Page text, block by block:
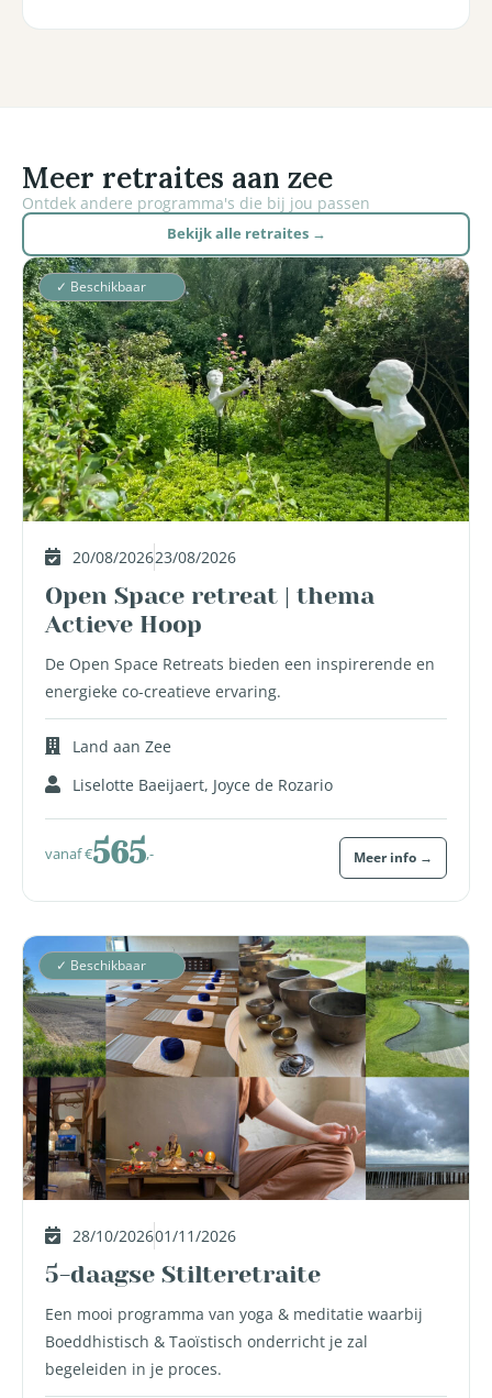
Meer retraites aan zee
Ontdek andere programma's die bij jou passen
Bekijk alle retraites →
✓ Beschikbaar
20/08/202623/08/2026
Open Space retreat | thema
Actieve Hoop
De Open Space Retreats bieden een inspirerende en
energieke co-creatieve ervaring.
Land aan Zee
Liselotte Baeijaert, Joyce de Rozario
vanaf €565,- Meer info →
✓ Beschikbaar
28/10/202601/11/2026
5-daagse Stilteretraite
Een mooi programma van yoga & meditatie waarbij
Boeddhistisch & Taoïstisch onderricht je zal
begeleiden in je proces.